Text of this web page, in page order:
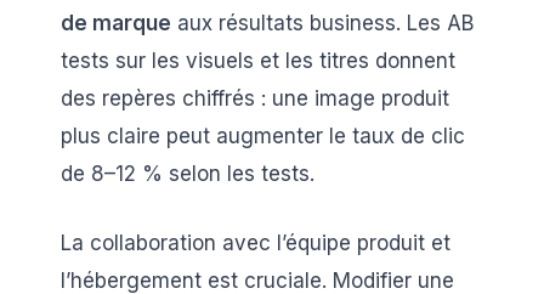
de marque aux résultats business. Les AB
tests sur les visuels et les titres donnent
des repères chiffrés : une image produit
plus claire peut augmenter le taux de clic
de 8–12 % selon les tests.
La collaboration avec l’équipe produit et
l’hébergement est cruciale. Modifier une